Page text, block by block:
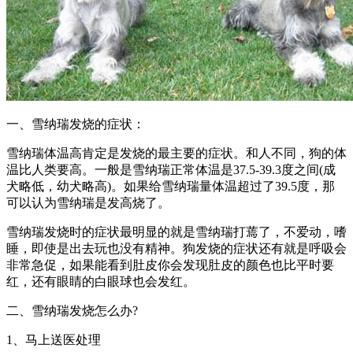
一、雪纳瑞发烧的症状：
雪纳瑞体温高肯定是发烧的最主要的症状。和人不同，狗的体
温比人类要高。一般是雪纳瑞正常体温是37.5-39.3度之间(成
犬略低，幼犬略高)。如果给雪纳瑞量体温超过了39.5度，那
可以认为雪纳瑞是发高烧了。
雪纳瑞发烧时的症状最明显的就是雪纳瑞打蔫了，不爱动，嗜
睡，即使是出去玩也没有精神。狗发烧的症状还有就是呼吸会
非常急促，如果能看到肚皮你会发现肚皮的颜色也比平时要
红，还有眼睛的白眼球也会发红。
二、雪纳瑞发烧怎么办?
1、马上送医处理